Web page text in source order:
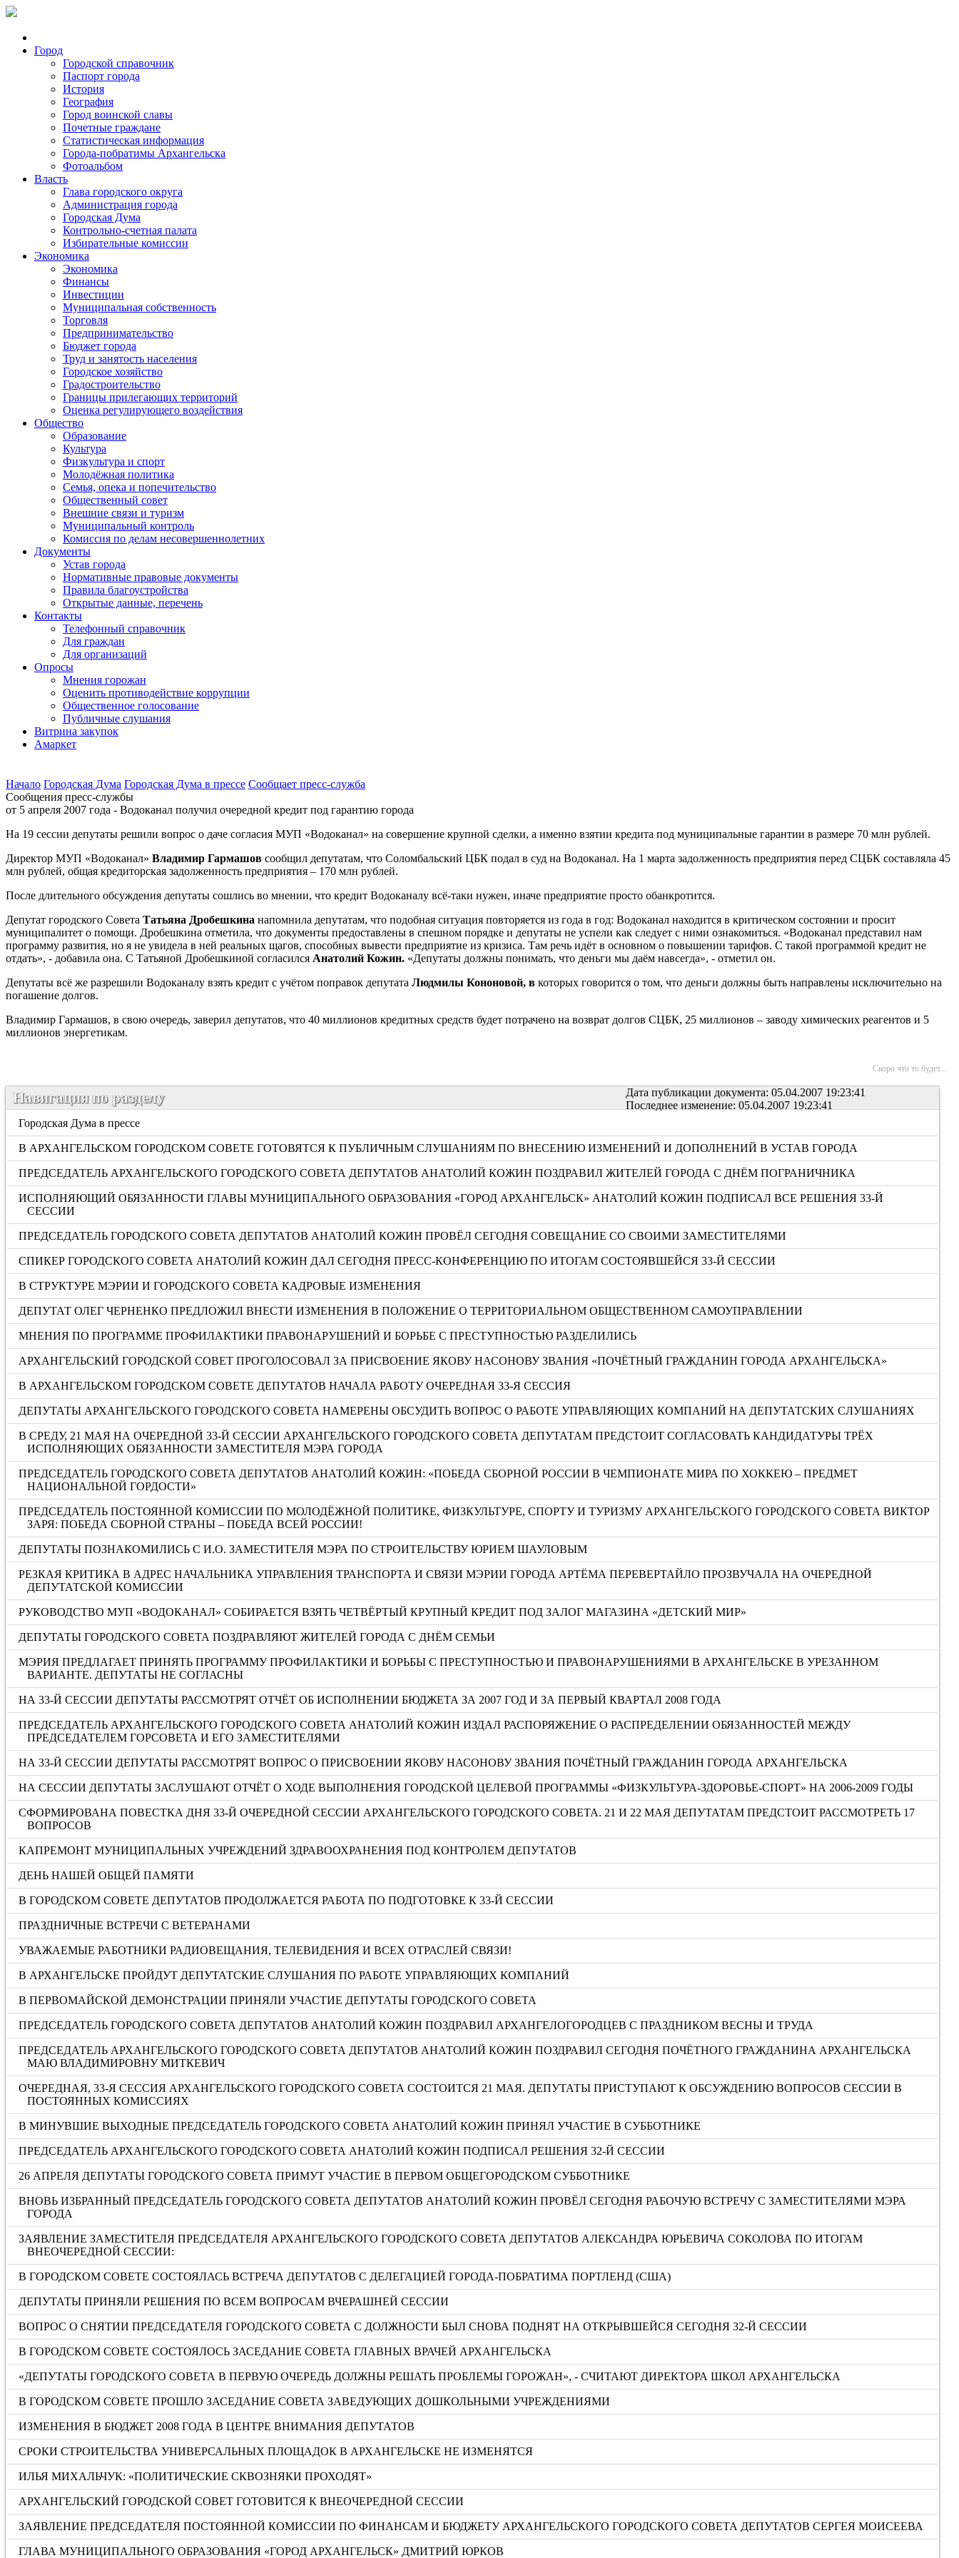
Город
Городской справочник
Паспорт города
История
География
Город воинской славы
Почетные граждане
Статистическая информация
Города-побратимы Архангельска
Фотоальбом
Власть
Глава городского округа
Администрация города
Городская Дума
Контрольно-счетная палата
Избирательные комиссии
Экономика
Экономика
Финансы
Инвестиции
Муниципальная собственность
Торговля
Предпринимательство
Бюджет города
Труд и занятость населения
Городское хозяйство
Градостроительство
Границы прилегающих территорий
Оценка регулирующего воздействия
Общество
Образование
Культура
Физкультура и спорт
Молодёжная политика
Семья, опека и попечительство
Общественный совет
Внешние связи и туризм
Муниципальный контроль
Комиссия по делам несовершеннолетних
Документы
Устав города
Нормативные правовые документы
Правила благоустройства
Открытые данные, перечень
Контакты
Телефонный справочник
Для граждан
Для организаций
Опросы
Мнения горожан
Оценить противодействие коррупции
Общественное голосование
Публичные слушания
Витрина закупок
Амаркет
Начало Городская Дума Городская Дума в прессе Сообщает пресс-cлужба
Сообщения пресс-службы
от 5 апреля 2007 года - Водоканал получил очередной кредит под гарантию города
На 19 сессии депутаты решили вопрос о даче согласия МУП «Водоканал» на совершение крупной сделки, а именно взятии кредита под муниципальные гарантии в размере 70 млн рублей.
Директор МУП «Водоканал» Владимир Гармашов сообщил депутатам, что Соломбальский ЦБК подал в суд на Водоканал. На 1 марта задолженность предприятия перед СЦБК составляла 45
млн рублей, общая кредиторская задолженность предприятия – 170 млн рублей.
После длительного обсуждения депутаты сошлись во мнении, что кредит Водоканалу всё-таки нужен, иначе предприятие просто обанкротится.
Депутат городского Совета Татьяна Дробешкина напомнила депутатам, что подобная ситуация повторяется из года в год: Водоканал находится в критическом состоянии и просит
муниципалитет о помощи. Дробешкина отметила, что документы предоставлены в спешном порядке и депутаты не успели как следует с ними ознакомиться. «Водоканал представил нам
программу развития, но я не увидела в ней реальных щагов, способных вывести предприятие из кризиса. Там речь идёт в основном о повышении тарифов. С такой программой кредит не
отдать», - добавила она. С Татьяной Дробешкиной согласился Анатолий Кожин. «Депутаты должны понимать, что деньги мы даём навсегда», - отметил он.
Депутаты всё же разрешили Водоканалу взять кредит с учётом поправок депутата Людмилы Кононовой, в которых говорится о том, что деньги должны быть направлены исключительно на
погашение долгов.
Владимир Гармашов, в свою очередь, заверил депутатов, что 40 миллионов кредитных средств будет потрачено на возврат долгов СЦБК, 25 миллионов – заводу химических реагентов и 5
миллионов энергетикам.
Скоро что то будет...
Дата публикации документа: 05.04.2007 19:23:41
Последнее изменение: 05.04.2007 19:23:41
Навигация по разделу
Городская Дума в прессе
В АРХАНГЕЛЬСКОМ ГОРОДСКОМ СОВЕТЕ ГОТОВЯТСЯ К ПУБЛИЧНЫМ СЛУШАНИЯМ ПО ВНЕСЕНИЮ ИЗМЕНЕНИЙ И ДОПОЛНЕНИЙ В УСТАВ ГОРОДА
ПРЕДСЕДАТЕЛЬ АРХАНГЕЛЬСКОГО ГОРОДСКОГО СОВЕТА ДЕПУТАТОВ АНАТОЛИЙ КОЖИН ПОЗДРАВИЛ ЖИТЕЛЕЙ ГОРОДА С ДНЁМ ПОГРАНИЧНИКА
ИСПОЛНЯЮЩИЙ ОБЯЗАННОСТИ ГЛАВЫ МУНИЦИПАЛЬНОГО ОБРАЗОВАНИЯ «ГОРОД АРХАНГЕЛЬСК» АНАТОЛИЙ КОЖИН ПОДПИСАЛ ВСЕ РЕШЕНИЯ 33-Й
СЕССИИ
ПРЕДСЕДАТЕЛЬ ГОРОДСКОГО СОВЕТА ДЕПУТАТОВ АНАТОЛИЙ КОЖИН ПРОВЁЛ СЕГОДНЯ СОВЕЩАНИЕ СО СВОИМИ ЗАМЕСТИТЕЛЯМИ
СПИКЕР ГОРОДСКОГО СОВЕТА АНАТОЛИЙ КОЖИН ДАЛ СЕГОДНЯ ПРЕСС-КОНФЕРЕНЦИЮ ПО ИТОГАМ СОСТОЯВШЕЙСЯ 33-Й СЕССИИ
В СТРУКТУРЕ МЭРИИ И ГОРОДСКОГО СОВЕТА КАДРОВЫЕ ИЗМЕНЕНИЯ
ДЕПУТАТ ОЛЕГ ЧЕРНЕНКО ПРЕДЛОЖИЛ ВНЕСТИ ИЗМЕНЕНИЯ В ПОЛОЖЕНИЕ О ТЕРРИТОРИАЛЬНОМ ОБЩЕСТВЕННОМ САМОУПРАВЛЕНИИ
МНЕНИЯ ПО ПРОГРАММЕ ПРОФИЛАКТИКИ ПРАВОНАРУШЕНИЙ И БОРЬБЕ С ПРЕСТУПНОСТЬЮ РАЗДЕЛИЛИСЬ
АРХАНГЕЛЬСКИЙ ГОРОДСКОЙ СОВЕТ ПРОГОЛОСОВАЛ ЗА ПРИСВОЕНИЕ ЯКОВУ НАСОНОВУ ЗВАНИЯ «ПОЧЁТНЫЙ ГРАЖДАНИН ГОРОДА АРХАНГЕЛЬСКА»
В АРХАНГЕЛЬСКОМ ГОРОДСКОМ СОВЕТЕ ДЕПУТАТОВ НАЧАЛА РАБОТУ ОЧЕРЕДНАЯ 33-Я СЕССИЯ
ДЕПУТАТЫ АРХАНГЕЛЬСКОГО ГОРОДСКОГО СОВЕТА НАМЕРЕНЫ ОБСУДИТЬ ВОПРОС О РАБОТЕ УПРАВЛЯЮЩИХ КОМПАНИЙ НА ДЕПУТАТСКИХ СЛУШАНИЯХ
В СРЕДУ, 21 МАЯ НА ОЧЕРЕДНОЙ 33-Й СЕССИИ АРХАНГЕЛЬСКОГО ГОРОДСКОГО СОВЕТА ДЕПУТАТАМ ПРЕДСТОИТ СОГЛАСОВАТЬ КАНДИДАТУРЫ ТРЁХ
ИСПОЛНЯЮЩИХ ОБЯЗАННОСТИ ЗАМЕСТИТЕЛЯ МЭРА ГОРОДА
ПРЕДСЕДАТЕЛЬ ГОРОДСКОГО СОВЕТА ДЕПУТАТОВ АНАТОЛИЙ КОЖИН: «ПОБЕДА СБОРНОЙ РОССИИ В ЧЕМПИОНАТЕ МИРА ПО ХОККЕЮ – ПРЕДМЕТ
НАЦИОНАЛЬНОЙ ГОРДОСТИ»
ПРЕДСЕДАТЕЛЬ ПОСТОЯННОЙ КОМИССИИ ПО МОЛОДЁЖНОЙ ПОЛИТИКЕ, ФИЗКУЛЬТУРЕ, СПОРТУ И ТУРИЗМУ АРХАНГЕЛЬСКОГО ГОРОДСКОГО СОВЕТА ВИКТОР
ЗАРЯ: ПОБЕДА СБОРНОЙ СТРАНЫ – ПОБЕДА ВСЕЙ РОССИИ!
ДЕПУТАТЫ ПОЗНАКОМИЛИСЬ С И.О. ЗАМЕСТИТЕЛЯ МЭРА ПО СТРОИТЕЛЬСТВУ ЮРИЕМ ШАУЛОВЫМ
РЕЗКАЯ КРИТИКА В АДРЕС НАЧАЛЬНИКА УПРАВЛЕНИЯ ТРАНСПОРТА И СВЯЗИ МЭРИИ ГОРОДА АРТЁМА ПЕРЕВЕРТАЙЛО ПРОЗВУЧАЛА НА ОЧЕРЕДНОЙ
ДЕПУТАТСКОЙ КОМИССИИ
РУКОВОДСТВО МУП «ВОДОКАНАЛ» СОБИРАЕТСЯ ВЗЯТЬ ЧЕТВЁРТЫЙ КРУПНЫЙ КРЕДИТ ПОД ЗАЛОГ МАГАЗИНА «ДЕТСКИЙ МИР»
ДЕПУТАТЫ ГОРОДСКОГО СОВЕТА ПОЗДРАВЛЯЮТ ЖИТЕЛЕЙ ГОРОДА С ДНЁМ СЕМЬИ
МЭРИЯ ПРЕДЛАГАЕТ ПРИНЯТЬ ПРОГРАММУ ПРОФИЛАКТИКИ И БОРЬБЫ С ПРЕСТУПНОСТЬЮ И ПРАВОНАРУШЕНИЯМИ В АРХАНГЕЛЬСКЕ В УРЕЗАННОМ
ВАРИАНТЕ. ДЕПУТАТЫ НЕ СОГЛАСНЫ
НА 33-Й СЕССИИ ДЕПУТАТЫ РАССМОТРЯТ ОТЧЁТ ОБ ИСПОЛНЕНИИ БЮДЖЕТА ЗА 2007 ГОД И ЗА ПЕРВЫЙ КВАРТАЛ 2008 ГОДА
ПРЕДСЕДАТЕЛЬ АРХАНГЕЛЬСКОГО ГОРОДСКОГО СОВЕТА АНАТОЛИЙ КОЖИН ИЗДАЛ РАСПОРЯЖЕНИЕ О РАСПРЕДЕЛЕНИИ ОБЯЗАННОСТЕЙ МЕЖДУ
ПРЕДСЕДАТЕЛЕМ ГОРСОВЕТА И ЕГО ЗАМЕСТИТЕЛЯМИ
НА 33-Й СЕССИИ ДЕПУТАТЫ РАССМОТРЯТ ВОПРОС О ПРИСВОЕНИИ ЯКОВУ НАСОНОВУ ЗВАНИЯ ПОЧЁТНЫЙ ГРАЖДАНИН ГОРОДА АРХАНГЕЛЬСКА
НА СЕССИИ ДЕПУТАТЫ ЗАСЛУШАЮТ ОТЧЁТ О ХОДЕ ВЫПОЛНЕНИЯ ГОРОДСКОЙ ЦЕЛЕВОЙ ПРОГРАММЫ «ФИЗКУЛЬТУРА-ЗДОРОВЬЕ-СПОРТ» НА 2006-2009 ГОДЫ
СФОРМИРОВАНА ПОВЕСТКА ДНЯ 33-Й ОЧЕРЕДНОЙ СЕССИИ АРХАНГЕЛЬСКОГО ГОРОДСКОГО СОВЕТА. 21 И 22 МАЯ ДЕПУТАТАМ ПРЕДСТОИТ РАССМОТРЕТЬ 17
ВОПРОСОВ
КАПРЕМОНТ МУНИЦИПАЛЬНЫХ УЧРЕЖДЕНИЙ ЗДРАВООХРАНЕНИЯ ПОД КОНТРОЛЕМ ДЕПУТАТОВ
ДЕНЬ НАШЕЙ ОБЩЕЙ ПАМЯТИ
В ГОРОДСКОМ СОВЕТЕ ДЕПУТАТОВ ПРОДОЛЖАЕТСЯ РАБОТА ПО ПОДГОТОВКЕ К 33-Й СЕССИИ
ПРАЗДНИЧНЫЕ ВСТРЕЧИ С ВЕТЕРАНАМИ
УВАЖАЕМЫЕ РАБОТНИКИ РАДИОВЕЩАНИЯ, ТЕЛЕВИДЕНИЯ И ВСЕХ ОТРАСЛЕЙ СВЯЗИ!
В АРХАНГЕЛЬСКЕ ПРОЙДУТ ДЕПУТАТСКИЕ СЛУШАНИЯ ПО РАБОТЕ УПРАВЛЯЮЩИХ КОМПАНИЙ
В ПЕРВОМАЙСКОЙ ДЕМОНСТРАЦИИ ПРИНЯЛИ УЧАСТИЕ ДЕПУТАТЫ ГОРОДСКОГО СОВЕТА
ПРЕДСЕДАТЕЛЬ ГОРОДСКОГО СОВЕТА ДЕПУТАТОВ АНАТОЛИЙ КОЖИН ПОЗДРАВИЛ АРХАНГЕЛОГОРОДЦЕВ С ПРАЗДНИКОМ ВЕСНЫ И ТРУДА
ПРЕДСЕДАТЕЛЬ АРХАНГЕЛЬСКОГО ГОРОДСКОГО СОВЕТА ДЕПУТАТОВ АНАТОЛИЙ КОЖИН ПОЗДРАВИЛ СЕГОДНЯ ПОЧЁТНОГО ГРАЖДАНИНА АРХАНГЕЛЬСКА
МАЮ ВЛАДИМИРОВНУ МИТКЕВИЧ
ОЧЕРЕДНАЯ, 33-Я СЕССИЯ АРХАНГЕЛЬСКОГО ГОРОДСКОГО СОВЕТА СОСТОИТСЯ 21 МАЯ. ДЕПУТАТЫ ПРИСТУПАЮТ К ОБСУЖДЕНИЮ ВОПРОСОВ СЕССИИ В
ПОСТОЯННЫХ КОМИССИЯХ
В МИНУВШИЕ ВЫХОДНЫЕ ПРЕДСЕДАТЕЛЬ ГОРОДСКОГО СОВЕТА АНАТОЛИЙ КОЖИН ПРИНЯЛ УЧАСТИЕ В СУББОТНИКЕ
ПРЕДСЕДАТЕЛЬ АРХАНГЕЛЬСКОГО ГОРОДСКОГО СОВЕТА АНАТОЛИЙ КОЖИН ПОДПИСАЛ РЕШЕНИЯ 32-Й СЕССИИ
26 АПРЕЛЯ ДЕПУТАТЫ ГОРОДСКОГО СОВЕТА ПРИМУТ УЧАСТИЕ В ПЕРВОМ ОБЩЕГОРОДСКОМ СУББОТНИКЕ
ВНОВЬ ИЗБРАННЫЙ ПРЕДСЕДАТЕЛЬ ГОРОДСКОГО СОВЕТА ДЕПУТАТОВ АНАТОЛИЙ КОЖИН ПРОВЁЛ СЕГОДНЯ РАБОЧУЮ ВСТРЕЧУ С ЗАМЕСТИТЕЛЯМИ МЭРА
ГОРОДА
ЗАЯВЛЕНИЕ ЗАМЕСТИТЕЛЯ ПРЕДСЕДАТЕЛЯ АРХАНГЕЛЬСКОГО ГОРОДСКОГО СОВЕТА ДЕПУТАТОВ АЛЕКСАНДРА ЮРЬЕВИЧА СОКОЛОВА ПО ИТОГАМ
ВНЕОЧЕРЕДНОЙ СЕССИИ:
В ГОРОДСКОМ СОВЕТЕ СОСТОЯЛАСЬ ВСТРЕЧА ДЕПУТАТОВ С ДЕЛЕГАЦИЕЙ ГОРОДА-ПОБРАТИМА ПОРТЛЕНД (США)
ДЕПУТАТЫ ПРИНЯЛИ РЕШЕНИЯ ПО ВСЕМ ВОПРОСАМ ВЧЕРАШНЕЙ СЕССИИ
ВОПРОС О СНЯТИИ ПРЕДСЕДАТЕЛЯ ГОРОДСКОГО СОВЕТА С ДОЛЖНОСТИ БЫЛ СНОВА ПОДНЯТ НА ОТКРЫВШЕЙСЯ СЕГОДНЯ 32-Й СЕССИИ
В ГОРОДСКОМ СОВЕТЕ СОСТОЯЛОСЬ ЗАСЕДАНИЕ СОВЕТА ГЛАВНЫХ ВРАЧЕЙ АРХАНГЕЛЬСКА
«ДЕПУТАТЫ ГОРОДСКОГО СОВЕТА В ПЕРВУЮ ОЧЕРЕДЬ ДОЛЖНЫ РЕШАТЬ ПРОБЛЕМЫ ГОРОЖАН», - СЧИТАЮТ ДИРЕКТОРА ШКОЛ АРХАНГЕЛЬСКА
В ГОРОДСКОМ СОВЕТЕ ПРОШЛО ЗАСЕДАНИЕ СОВЕТА ЗАВЕДУЮЩИХ ДОШКОЛЬНЫМИ УЧРЕЖДЕНИЯМИ
ИЗМЕНЕНИЯ В БЮДЖЕТ 2008 ГОДА В ЦЕНТРЕ ВНИМАНИЯ ДЕПУТАТОВ
СРОКИ СТРОИТЕЛЬСТВА УНИВЕРСАЛЬНЫХ ПЛОЩАДОК В АРХАНГЕЛЬСКЕ НЕ ИЗМЕНЯТСЯ
ИЛЬЯ МИХАЛЬЧУК: «ПОЛИТИЧЕСКИЕ СКВОЗНЯКИ ПРОХОДЯТ»
АРХАНГЕЛЬСКИЙ ГОРОДСКОЙ СОВЕТ ГОТОВИТСЯ К ВНЕОЧЕРЕДНОЙ СЕССИИ
ЗАЯВЛЕНИЕ ПРЕДСЕДАТЕЛЯ ПОСТОЯННОЙ КОМИССИИ ПО ФИНАНСАМ И БЮДЖЕТУ АРХАНГЕЛЬСКОГО ГОРОДСКОГО СОВЕТА ДЕПУТАТОВ СЕРГЕЯ МОИСЕЕВА
ГЛАВА МУНИЦИПАЛЬНОГО ОБРАЗОВАНИЯ «ГОРОД АРХАНГЕЛЬСК» ДМИТРИЙ ЮРКОВ